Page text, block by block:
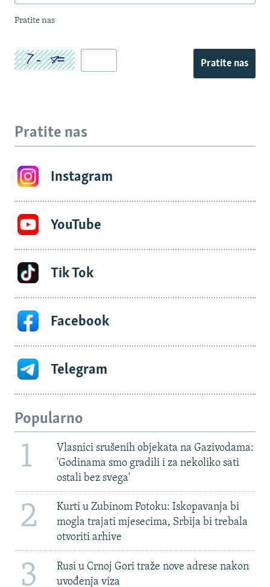
Pratite nas
Pratite nas
Pratite nas
Instagram
YouTube
Tik Tok
Facebook
Telegram
Popularno
1
Vlasnici srušenih objekata na Gazivodama:
'Godinama smo gradili i za nekoliko sati
ostali bez svega'
2
Kurti u Zubinom Potoku: Iskopavanja bi
mogla trajati mjesecima, Srbija bi trebala
otvoriti arhive
3
Rusi u Crnoj Gori traže nove adrese nakon
uvođenja viza